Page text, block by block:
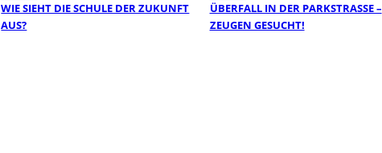
WIE SIEHT DIE SCHULE DER ZUKUNFT
AUS?
ÜBERFALL IN DER PARKSTRASSE – Z
EUGEN GESUCHT!